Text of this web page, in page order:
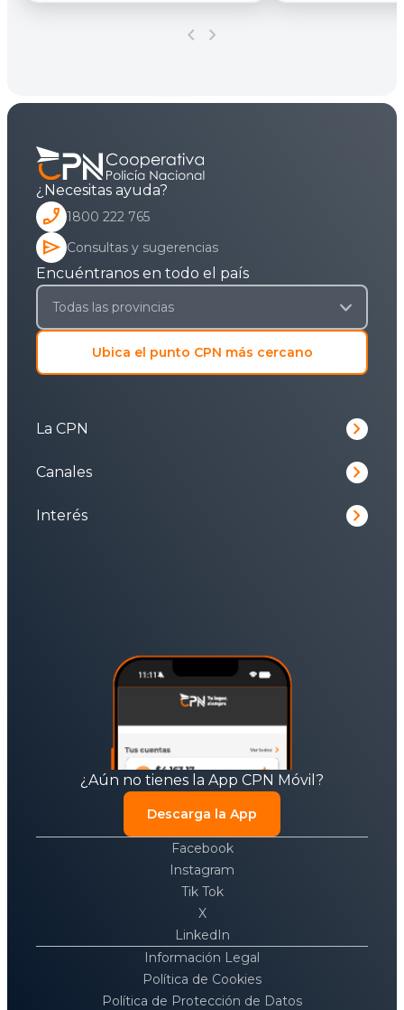
chevron_left chevron_right
¿Necesitas ayuda?
phone_enabled 1800 222 765
send Consultas y sugerencias
Encuéntranos en todo el país
Ubica el punto CPN más cercano
La CPN keyboard_arrow_right
Canales keyboard_arrow_right
Interés keyboard_arrow_right
¿Aún no tienes la App CPN Móvil?
Descarga la App
Facebook
Instagram
Tik Tok
X
LinkedIn
Información Legal
Política de Cookies
Política de Protección de Datos